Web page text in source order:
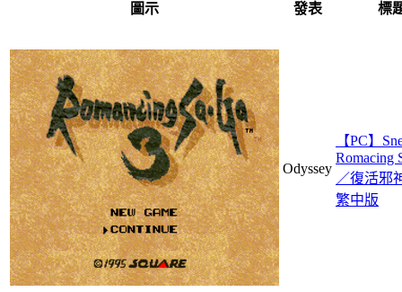
圖示 發表 標
Odyssey
【PC】
Romacing
／復活邪
繁中版